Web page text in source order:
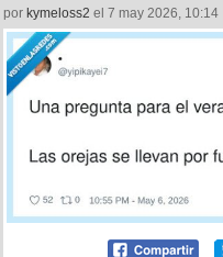
por kymeloss2 el 7 may 2026, 10:14